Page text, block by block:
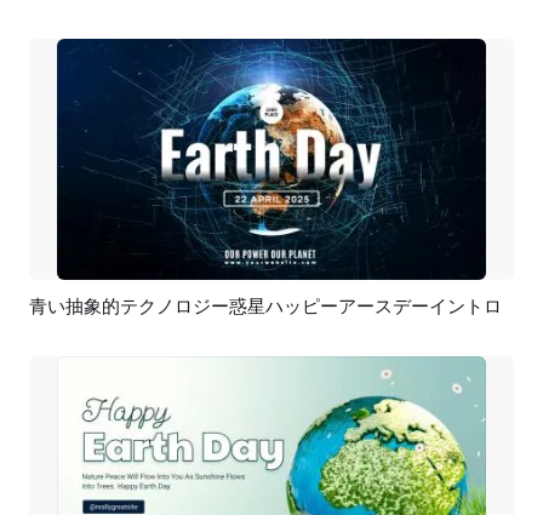
プレビュー カスタマイズ
青い抽象的テクノロジー惑星ハッピーアースデーイントロ